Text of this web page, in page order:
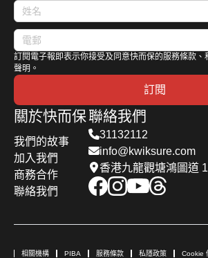
訂閱電子報即表示你接受及同意快而保的服務條款
聲明。
訂閱
關於快而保
我們的故事
加入我們
商務合作
聯絡我們
聯絡我們
31132112
info@kwiksure.com
香港九龍觀塘鴻圖道
相關機構 PIBA 服務條款 私隱政策 Cookie